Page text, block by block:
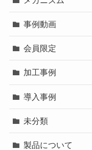
事例動画
会員限定
加工事例
導入事例
未分類
製品について